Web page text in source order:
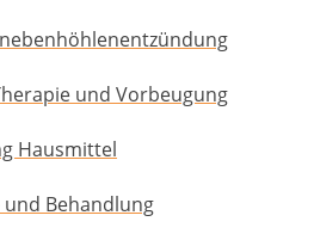
und Vorbeugung
Hausmittel
Behandlung